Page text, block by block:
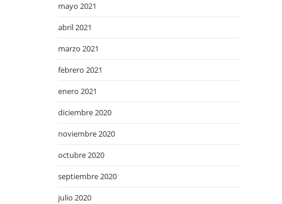
mayo 2021
abril 2021
marzo 2021
febrero 2021
enero 2021
diciembre 2020
noviembre 2020
octubre 2020
septiembre 2020
julio 2020